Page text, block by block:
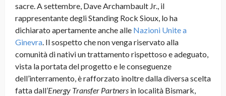
sacre. A settembre, Dave Archambault Jr., il
rappresentante degli Standing Rock Sioux, lo ha
dichiarato apertamente anche alle Nazioni Unite a
Ginevra. Il sospetto che non venga riservato alla
comunità di nativi un trattamento rispettoso e adeguato,
vista la portata del progetto e le conseguenze
dell’interramento, è rafforzato inoltre dalla diversa scelta
fatta dall’Energy Transfer Partners in località Bismark,